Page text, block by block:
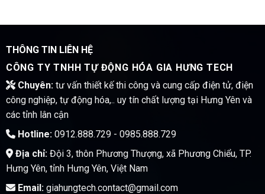
THÔNG TIN LIÊN HỆ
CÔNG TY TNHH TỰ ĐỘNG HÓA GIA HƯNG TECH
Chuyên:tư vấn thiết kế thi công và cung cấp điện tử, điện
công nghiệp, tự động hóa,.. uy tín chất lượng tại Hưng Yên và
các tỉnh lân cận
Hotline:0912.888.729 - 0985.888.729
Địa chỉ:Đội 3, thôn Phương Thượng, xã Phương Chiểu, TP.
Hưng Yên, tỉnh Hưng Yên, Việt Nam
Email:giahungtech.contact@gmail.com